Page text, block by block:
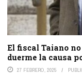
El fiscal Taiano
duerme la causa
27 FEBRERO, 2025